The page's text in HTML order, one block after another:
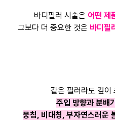
바디필러 시술은 어떤 제
그보다 더 중요한 것은 바디필
같은 필러라도 깊이
주입 방향과 분배
뭉침, 비대칭, 부자연스러운